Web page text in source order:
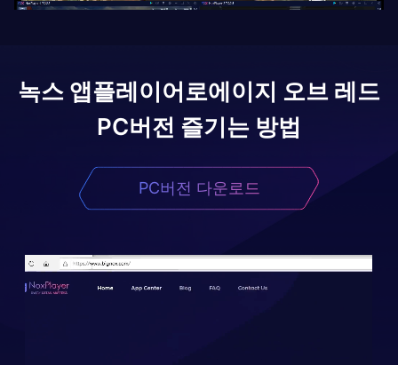
녹스 앱플레이어로에이지 오브 레드
PC버전 즐기는 방법
PC버전 다운로드